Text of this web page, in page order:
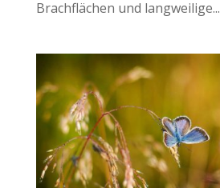
Brachflächen und langweilige...